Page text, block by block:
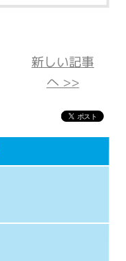
新しい記事
へ >>